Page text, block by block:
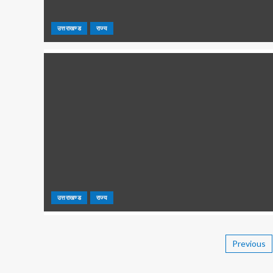
उत्तराखण्ड राज्य
उत्तराखण्ड राज्य
Previous